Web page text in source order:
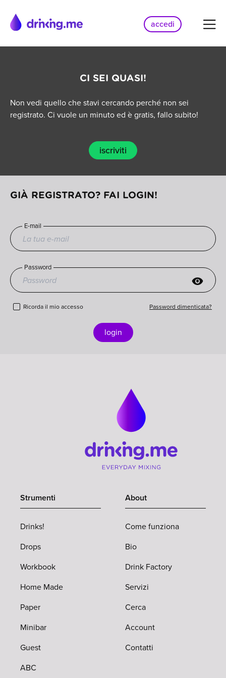
accedi
CI SEI QUASI!
Non vedi quello che stavi cercando perché non sei
registrato. Ci vuole un minuto ed è gratis, fallo subito!
iscriviti
GIÀ REGISTRATO? FAI LOGIN!
E-mail
Password
visibility
Ricorda il mio accesso Password dimenticata?
login
Strumenti
Drinks!
Drops
Workbook
Home Made
Paper
Minibar
Guest
ABC
About
Come funziona
Bio
Drink Factory
Servizi
Cerca
Account
Contatti